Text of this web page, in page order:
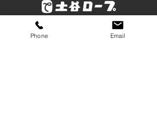
〒920-0061
Phone Email